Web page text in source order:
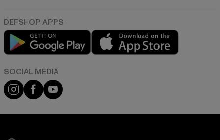
Play market
Instagram
FacebookYouTube